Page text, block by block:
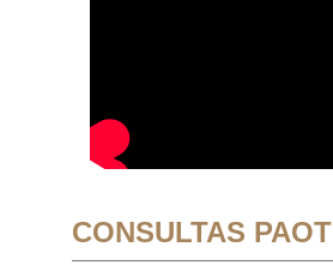
CONSULTAS PAOT